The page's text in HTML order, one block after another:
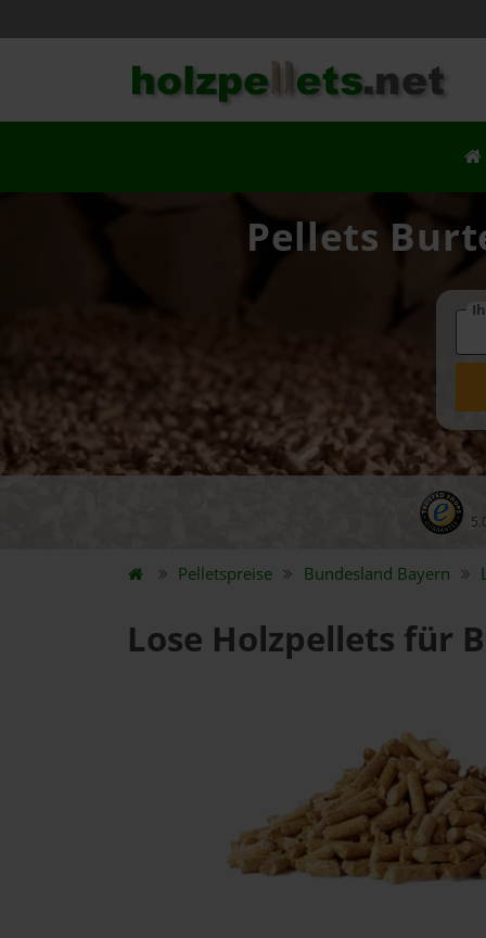
Pellets
Pelletspreise Bundesland Bayern
Lose Holzpellets für